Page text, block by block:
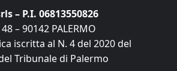
– P.I. 06813550826
– 90142 PALERMO
iscritta al N. 4 del 2020 del
Tribunale di Palermo